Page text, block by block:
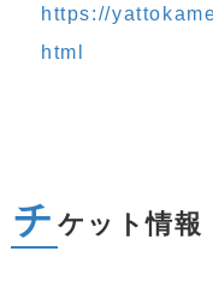
https://
html
チ ケット情報